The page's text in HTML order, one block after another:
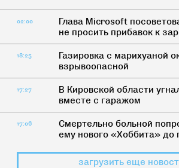
02:00
Глава Microsoft
не просить прибавок к
18:25
Газировка с марихуаной
взрывоопасной
17:27
В Кировской области
вместе с гаражом
17:06
Смертельно больной
ему нового «Хоббита» до
загрузить еще